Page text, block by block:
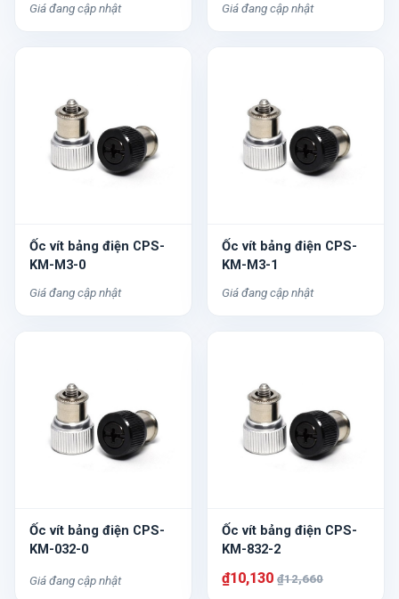
Giá đang cập nhật Giá đang cập nhật
Ốc vít bảng điện CPS-
KM-M3-0
Giá đang cập nhật
Ốc vít bảng điện CPS-
KM-M3-1
Giá đang cập nhật
Ốc vít bảng điện CPS-
KM-032-0
Giá đang cập nhật
Ốc vít bảng điện CPS-
KM-832-2
₫10,130 ₫12,660